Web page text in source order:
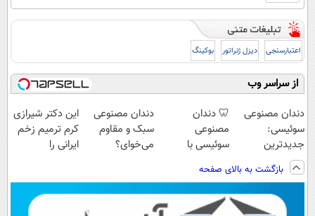
اعتبارسنجی دیزل ژنراتور بوکینگ
از سراسر وب
دندان مصنوعی
سوئیسی:
جدیدترین
فناوری اروپا،
سبک و مقاوم |
پرداخت قسطی
🦷 دندان
مصنوعی
سوئیسی با
دیجیتال |
پرداخت در 4
قسط |📍 تهران
دندان مصنوعی
سبک و مقاوم
می‌خوای؟
📍تهران
این دکتر شیرازی
کرم ترمیم زخم
ایرانی را
بازگشت به بالای صفحه